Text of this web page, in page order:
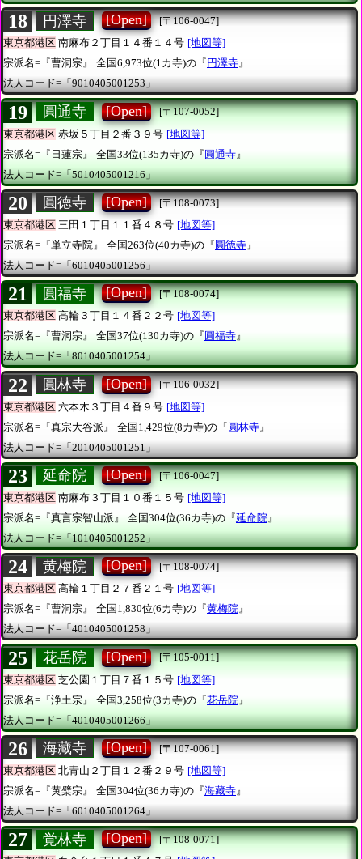
18 円澤寺 [Open]
[〒106-0047]
東京都港区 南麻布２丁目１４番１４号 [地図等]
宗派名=『曹洞宗』
全国6,973位(1カ寺)の『 円澤寺』
法人コード=「9010405001253」
19 圓通寺 [Open]
[〒107-0052]
東京都港区 赤坂５丁目２番３９号 [地図等]
宗派名=『日蓮宗』
全国33位(135カ寺)の『圓通寺 』
法人コード=「5010405001216」
20 圓徳寺 [Open]
[〒108-0073]
東京都港区 三田１丁目１１番４８号 [地図等]
宗派名=『単立寺院』
全国263位(40カ寺)の『 圓徳寺 』
法人コード=「6010405001256」
21 圓福寺 [Open]
[〒108-0074]
東京都港区 高輪３丁目１４番２２号 [地図等]
宗派名=『曹洞宗』
全国37位(130カ寺)の『 圓福寺』
法人コード=「8010405001254」
22 圓林寺 [Open]
[〒106-0032]
東京都港区 六本木３丁目４番９号 [地図等]
宗派名=『真宗大谷派』
全国1,429位(8カ寺)の『圓林寺 』
法人コード=「2010405001251」
23 延命院 [Open]
[〒106-0047]
東京都港区 南麻布３丁目１０番１５号 [地図等]
宗派名=『真言宗智山派』
全国304位(36カ寺)の『延命院 』
法人コード=「1010405001252」
24 黄梅院 [Open]
[〒108-0074]
東京都港区 高輪１丁目２７番２１号 [地図等]
宗派名=『曹洞宗』
全国1,830位(6カ寺)の『黄梅院』
法人コード=「4010405001258」
25 花岳院 [Open]
[〒105-0011]
東京都港区 芝公園１丁目７番１５号 [地図等]
宗派名=『浄土宗』
全国3,258位(3カ寺)の『花岳院 』
法人コード=「4010405001266」
26 海藏寺 [Open]
[〒107-0061]
東京都港区 北青山２丁目１２番２９号 [地図等]
宗派名=『黄檗宗』
全国304位(36カ寺)の『海藏寺 』
法人コード=「6010405001264」
27 覚林寺 [Open]
[〒108-0071]